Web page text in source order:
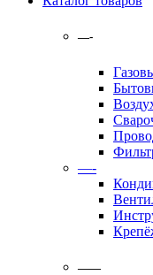
—-
—-
——